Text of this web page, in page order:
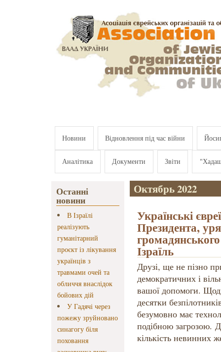
Новини Відновлення під час війни
Аналітика Документи Звіти
Останні
новини
В Ізраїлі
реалізують
гуманітарний
проєкт із лікування
українців з
травмами очей та
обличчя внаслідок
бойових дій
У Гадячі через
пожежу зруйновано
синагогу біля
поховання
Октябрь 2022
Українські
Президента,
Ізраїль
Друзі, ще не пізно
демократичних і
вашої допомоги.
десятки
безумовно має
подібною загрозою.
кількість невинних